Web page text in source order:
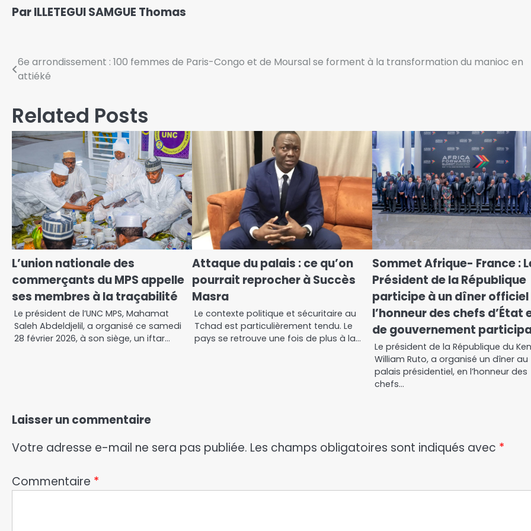
Par ILLETEGUI SAMGUE Thomas
6e arrondissement : 100 femmes de Paris-Congo et de Moursal se forment à la transformation du manioc en
attiéké
Related Posts
L’union nationale des
commerçants du MPS appelle
ses membres à la traçabilité
Le président de l’UNC MPS, Mahamat
Saleh Abdeldjelil, a organisé ce samedi
28 février 2026, à son siège, un iftar…
Attaque du palais : ce qu’on
pourrait reprocher à Succès
Masra
Le contexte politique et sécuritaire au
Tchad est particulièrement tendu. Le
pays se retrouve une fois de plus à la…
Sommet Afrique- France :
Président de la République
participe à un dîner officiel
l’honneur des chefs d’État
de gouvernement
Le président de la République du
William Ruto, a organisé un dîner au
palais présidentiel, en l’honneur des
chefs…
Laisser un commentaire
Votre adresse e-mail ne sera pas publiée. Les champs obligatoires sont indiqués avec *
Commentaire *